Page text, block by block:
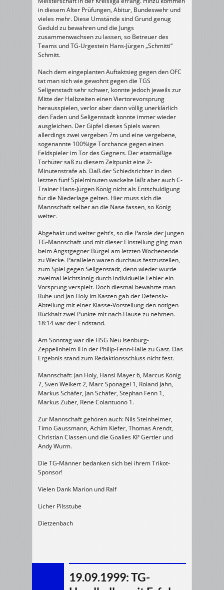
in diesem Alter Prüfungen, Abitur, Bundeswehr und
vieles mehr. Diese Umstände sind Grund genug
Geduld zu bewahren und die Jungs
zusammenwachsen zu lassen, so Betreuer des
Teams und TG-Urgestein Hans-Jürgen „Schmitti“
Schmitt.
Nach dem eingeplanten Auftaktsieg gegen den OFC
tat man sich wie gewohnt gegen die TGS
Seligenstadt sehr schwer, konnte jedoch jeweils zur
Mitte der Halbzeiten einen Viertorevorsprung
herausspielen, verlor aber dann völlig unerklärlich
den Faden und Seligenstadt konnte immer wieder
ausgleichen. Der Gipfel dieses Spiels waren
allerdings zwei vergeben 7m und eine vergebene,
sogenannte 100%ige Torchance gegen einen
Feldspieler im Tor des Gegners. Der etatmäßige
Torhüter saß zu diesem Zeitpunkt eine 2-
Minutenstrafe ab. Daß der Schiedsrichter in den
letzten fünf Spielminuten wackelte läßt aber auch C-
Trainer Hans-Jürgen König nicht als Entschuldigung
für die Niederlage gelten. Hier muss sich die
Mannschaft selber an die Nase fassen, so König
weiter.
Abgehakt und weiter geht’s, so die Parole der jungen
TG-Mannschaft und mit dieser Einstellung ging man
beim Angstgegner Bürgel am letzten Wochenende
zu Werke. Parallelen waren durchaus festzustellen,
zum Spiel gegen Seligenstadt, denn wieder wurde
zweimal leichtsinnig durch individuelle Fehler ein
Vorsprung verspielt. Doch diesmal bewahrte man
Ruhe und Jan Holy im Kasten gab der Defensiv-
Abteilung mit einer Klasse-Vorstellung den nötigen
Rückhalt zwei Punkte mit nach Hause zu nehmen.
18:14 war der Endstand.
Am Sonntag war die HSG Neu Isenburg-
Zeppelinheim II in der Philip-Fenn-Halle zu Gast. Das
Ergebnis stand zum Redaktionsschluss nicht fest.
Mannschaft: Jan Holy, Hansi Mayer 6, Marcus König
7, Sven Weikert 2, Marc Sponagel 1, Roland Jahn,
Markus Schäfer, Jan Schäfer, Stephan Fenn 1,
Markus Zuber, Rene Colantuono 1.
Zur Mannschaft gehören auch: Nils Steinheimer,
Timo Gaussmann, Achim Kiefer, Thomas Arendt,
Christian Classen und die Goalies KP Gertler und
Andy Wurm.
Die TG-Männer bedanken sich bei ihrem Trikot-
Sponsor!
Vielen Dank Marion und Ralf
Licher Pilsstube
Dietzenbach
19.09.1999: TG-